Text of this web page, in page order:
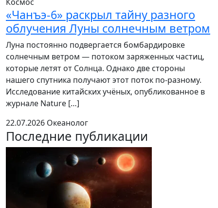
«Чанъэ-6» раскрыл тайну разного
облучения Луны солнечным ветром
Луна постоянно подвергается бомбардировке
солнечным ветром — потоком заряженных частиц,
которые летят от Солнца. Однако две стороны
нашего спутника получают этот поток по-разному.
Исследование китайских учёных, опубликованное в
журнале Nature […]
22.07.2026 Океанолог
Последние публикации